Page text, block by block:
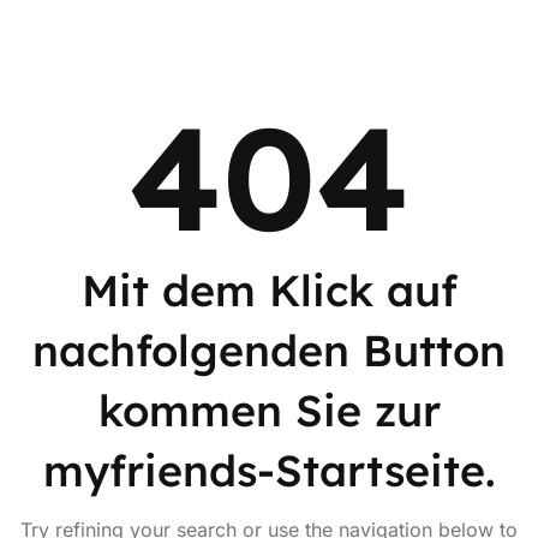
404
Mit dem Klick auf
nachfolgenden Button
kommen Sie zur
myfriends-Startseite.
Try refining your search or use the navigation below to